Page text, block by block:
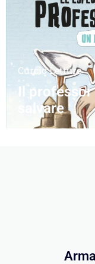
Curcio Letture
Il professor
salvare